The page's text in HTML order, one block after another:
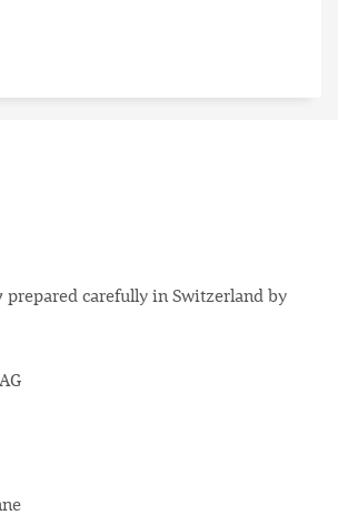
prepared carefully in Switzerland by